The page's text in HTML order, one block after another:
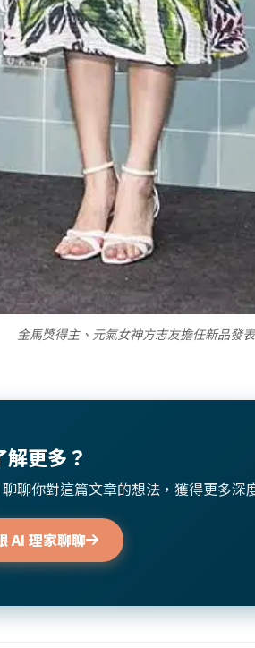
金馬獎得主、元氣女神方志友擔任新品發
解更多？
聊聊你對這篇文章的想法，獲得更多深
AI 理家聊聊